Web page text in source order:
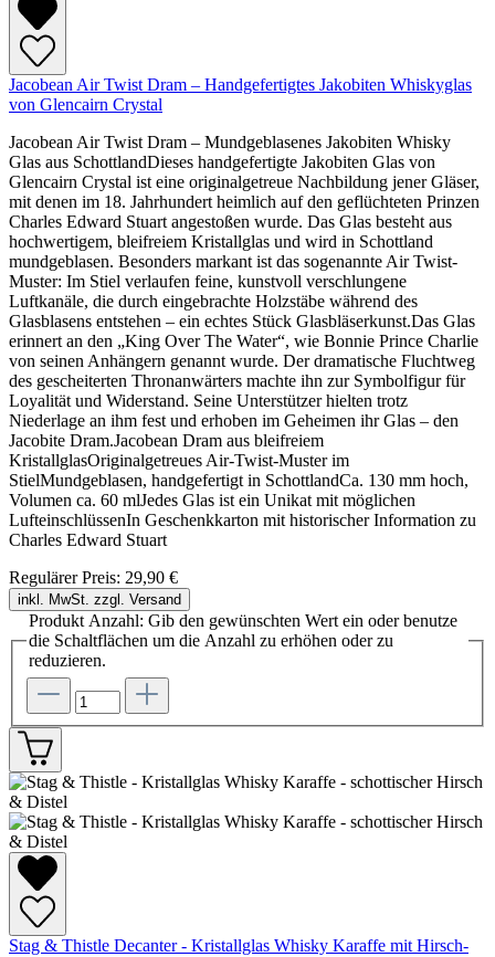
Jacobean Air Twist Dram – Handgefertigtes Jakobiten Whiskyglas
von Glencairn Crystal
Jacobean Air Twist Dram – Mundgeblasenes Jakobiten Whisky
Glas aus SchottlandDieses handgefertigte Jakobiten Glas von
Glencairn Crystal ist eine originalgetreue Nachbildung jener Gläser,
mit denen im 18. Jahrhundert heimlich auf den geflüchteten Prinzen
Charles Edward Stuart angestoßen wurde. Das Glas besteht aus
hochwertigem, bleifreiem Kristallglas und wird in Schottland
mundgeblasen. Besonders markant ist das sogenannte Air Twist-
Muster: Im Stiel verlaufen feine, kunstvoll verschlungene
Luftkanäle, die durch eingebrachte Holzstäbe während des
Glasblasens entstehen – ein echtes Stück Glasbläserkunst.Das Glas
erinnert an den „King Over The Water“, wie Bonnie Prince Charlie
von seinen Anhängern genannt wurde. Der dramatische Fluchtweg
des gescheiterten Thronanwärters machte ihn zur Symbolfigur für
Loyalität und Widerstand. Seine Unterstützer hielten trotz
Niederlage an ihm fest und erhoben im Geheimen ihr Glas – den
Jacobite Dram.Jacobean Dram aus bleifreiem
KristallglasOriginalgetreues Air-Twist-Muster im
StielMundgeblasen, handgefertigt in SchottlandCa. 130 mm hoch,
Volumen ca. 60 mlJedes Glas ist ein Unikat mit möglichen
LufteinschlüssenIn Geschenkkarton mit historischer Information zu
Charles Edward Stuart
Regulärer Preis: 29,90 €
inkl. MwSt. zzgl. Versand
Produkt Anzahl: Gib den gewünschten Wert ein oder benutze
die Schaltflächen um die Anzahl zu erhöhen oder zu
reduzieren.
Stag & Thistle Decanter - Kristallglas Whisky Karaffe mit Hirsch-